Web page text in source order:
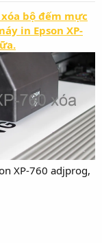
bộ đếm mực
in Epson XP-
XP-760 adjprog,